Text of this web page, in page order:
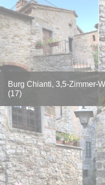
Burg Chianti, 3,5-Zimmer-
(17)